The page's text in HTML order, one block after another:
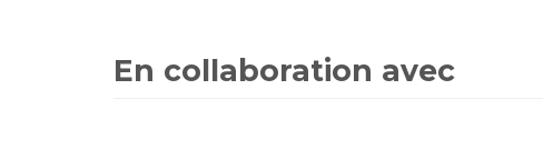
En collaboration avec